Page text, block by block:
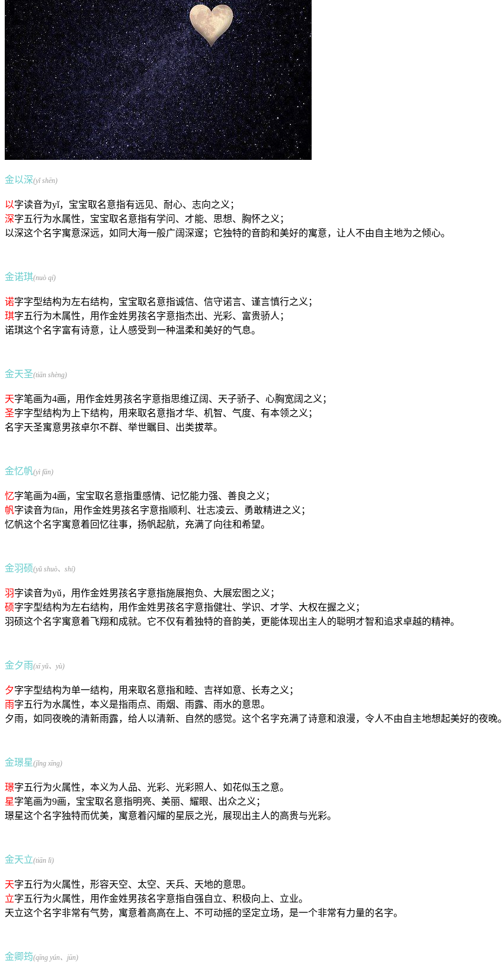
金以深(yǐ shēn)
以字读音为yǐ，宝宝取名意指有远见、耐心、志向之义；
深字五行为水属性，宝宝取名意指有学问、才能、思想、胸怀之义；
以深这个名字寓意深远，如同大海一般广阔深邃；它独特的音韵和美好的寓意，让人不由自主地为之倾心。
金诺琪(nuò qí)
诺字字型结构为左右结构，宝宝取名意指诚信、信守诺言、谨言慎行之义；
琪字五行为木属性，用作金姓男孩名字意指杰出、光彩、富贵骄人；
诺琪这个名字富有诗意，让人感受到一种温柔和美好的气息。
金天圣(tiān shèng)
天字笔画为4画，用作金姓男孩名字意指思维辽阔、天子骄子、心胸宽阔之义；
圣字字型结构为上下结构，用来取名意指才华、机智、气度、有本领之义；
名字天圣寓意男孩卓尔不群、举世瞩目、出类拔萃。
金忆帆(yì fān)
忆字笔画为4画，宝宝取名意指重感情、记忆能力强、善良之义；
帆字读音为fān，用作金姓男孩名字意指顺利、壮志凌云、勇敢精进之义；
忆帆这个名字寓意着回忆往事，扬帆起航，充满了向往和希望。
金羽硕(yǔ shuò、shí)
羽字读音为yǔ，用作金姓男孩名字意指施展抱负、大展宏图之义；
硕字字型结构为左右结构，用作金姓男孩名字意指健壮、学识、才学、大权在握之义；
羽硕这个名字寓意着飞翔和成就。它不仅有着独特的音韵美，更能体现出主人的聪明才智和追求卓越的精神。
金夕雨(xī yǔ、yù)
夕字字型结构为单一结构，用来取名意指和睦、吉祥如意、长寿之义；
雨字五行为水属性，本义是指雨点、雨烟、雨露、雨水的意思。
夕雨，如同夜晚的清新雨露，给人以清新、自然的感觉。这个名字充满了诗意和浪漫，令人不由自主地想起美好的夜晚。
金璟星(jǐng xīng)
璟字五行为火属性，本义为人品、光彩、光彩照人、如花似玉之意。
星字笔画为9画，宝宝取名意指明亮、美丽、耀眼、出众之义；
璟星这个名字独特而优美，寓意着闪耀的星辰之光，展现出主人的高贵与光彩。
金天立(tiān lì)
天字五行为火属性，形容天空、太空、天兵、天地的意思。
立字五行为火属性，用作金姓男孩名字意指自强自立、积极向上、立业。
天立这个名字非常有气势，寓意着高高在上、不可动摇的坚定立场，是一个非常有力量的名字。
金卿筠(qīng yún、jūn)